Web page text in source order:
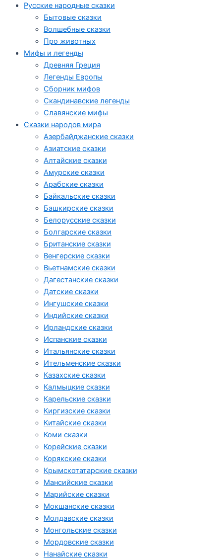
Русские народные сказки
Бытовые сказки
Волшебные сказки
Про животных
Мифы и легенды
Древняя Греция
Легенды Европы
Сборник мифов
Скандинавские легенды
Славянские мифы
Сказки народов мира
Азербайджанские сказки
Азиатские сказки
Алтайские сказки
Амурские сказки
Арабские сказки
Байкальские сказки
Башкирские сказки
Белорусские сказки
Болгарские сказки
Британские сказки
Венгерские сказки
Вьетнамские сказки
Дагестанские сказки
Датские сказки
Ингушские сказки
Индийские сказки
Ирландские сказки
Испанские сказки
Итальянские сказки
Ительменские сказки
Казахские сказки
Калмыцкие сказки
Карельские сказки
Киргизские сказки
Китайские сказки
Коми сказки
Корейские сказки
Корякские сказки
Крымскотатарские сказки
Мансийские сказки
Марийские сказки
Мокшанские сказки
Молдавские сказки
Монгольские сказки
Мордовские сказки
Нанайские сказки